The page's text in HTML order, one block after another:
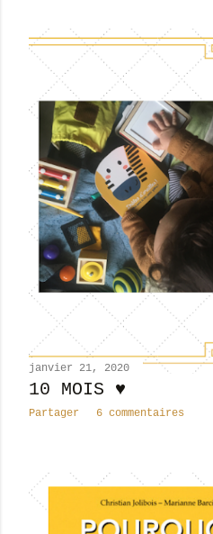
janvier 21, 2020
10 MOIS ♥
Partager 6 commentaires